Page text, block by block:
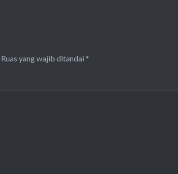
Ruas yang wajib ditandai *